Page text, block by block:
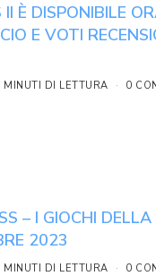
II È DISPONIBILE
E VOTI
MINUTI DI LETTURA 0
– I GIOCHI
2023
MINUTI DI LETTURA 0